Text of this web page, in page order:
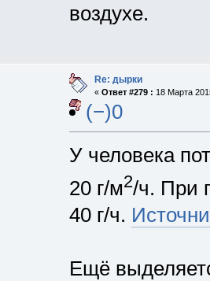
воздухе.
Re: дырки
« Ответ #279 : 18 Марта
(−)0
У человека
20 г/м2/ч. При
40 г/ч.
Ещё